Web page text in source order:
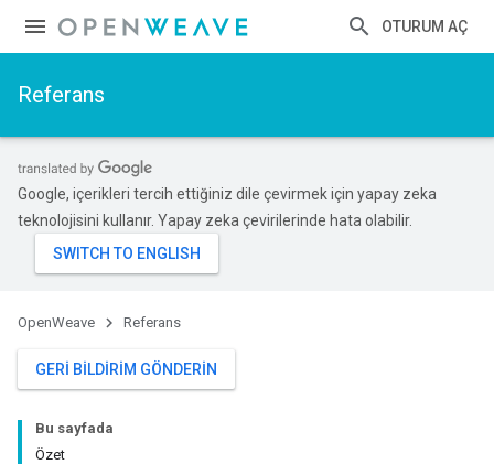
OTURUM AÇ
Referans
Google, içerikleri tercih ettiğiniz dile çevirmek için yapay zeka
teknolojisini kullanır. Yapay zeka çevirilerinde hata olabilir.
OpenWeave Referans
GERI BILDIRIM GÖNDERIN
Bu sayfada
Özet